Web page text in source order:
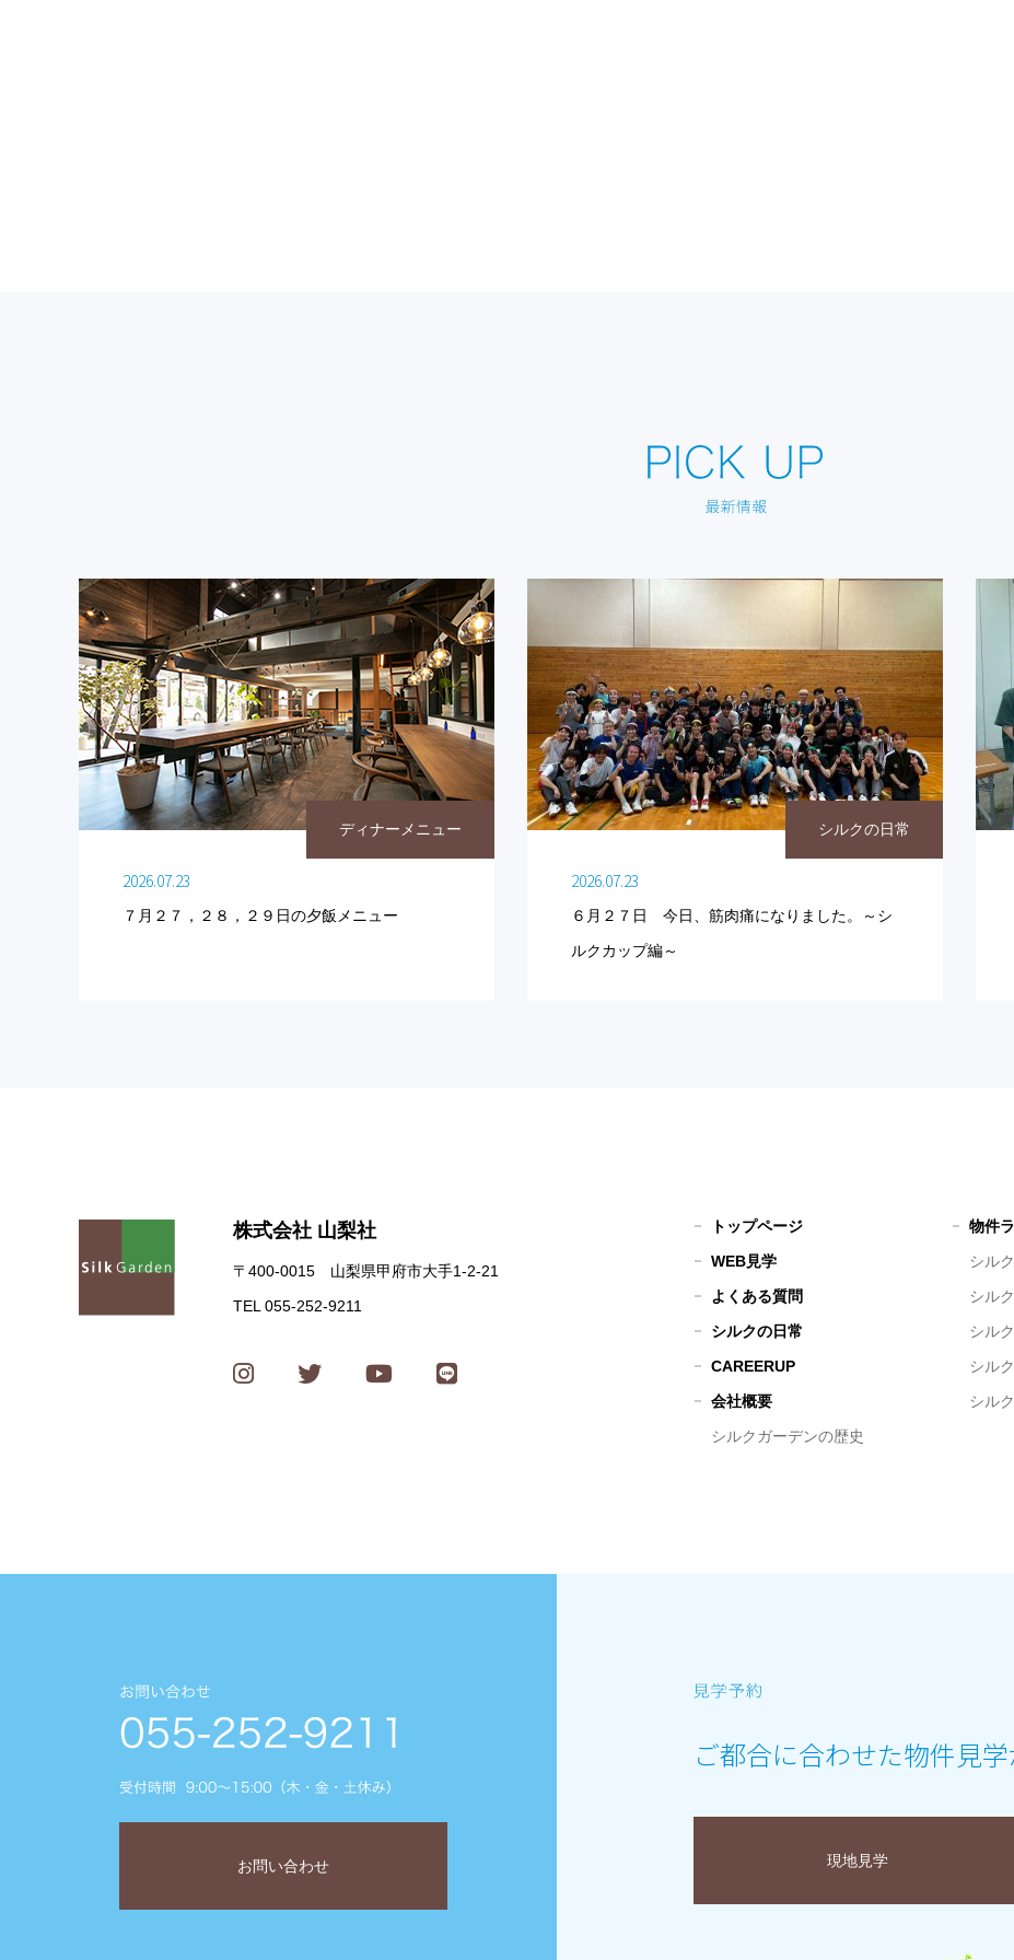
ディナーメニュー
2026.07.23
７月２７，２８，２９日の夕飯メニュー
シルクの日常
2026.07.23
６月２７日 今日、筋肉痛になりました。～シ
ルクカップ編～
株式会社 山梨社
〒400-0015 山梨県甲府市大手1-2-21
TEL 055-252-9211
トップページ
WEB見学
よくある質問
シルクの日常
CAREERUP
会社概要
シルクガーデンの歴史
物件
シル
シル
シル
シル
シル
お問い合わせ
ご都合に合わせた物件見
現地見学